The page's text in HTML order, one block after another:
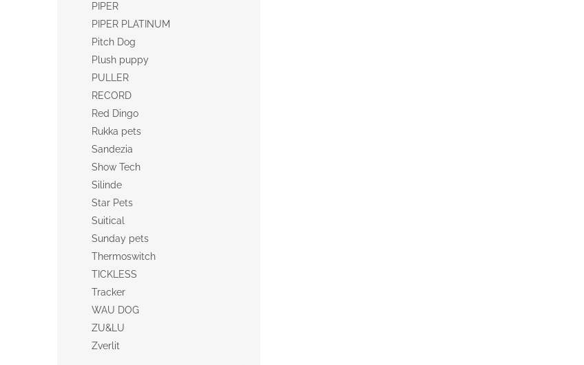
PIPER
PIPER PLATINUM
Pitch Dog
Plush puppy
PULLER
RECORD
Red Dingo
Rukka pets
Sandezia
Show Tech
Silinde
Star Pets
Suitical
Sunday pets
Thermoswitch
TICKLESS
Tracker
WAU DOG
ZU&LU
Zverlit